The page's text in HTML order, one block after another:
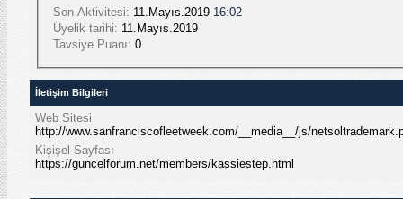
Son Aktivitesi: 11.Mayıs.2019 16:02
Üyelik tarihi: 11.Mayıs.2019
Tavsiye Puanı: 0
İletişim Bilgileri
Web Sitesi
http://www.sanfranciscofleetweek.com/__media__/js/
Kişişel Sayfası
https://guncelforum.net/members/kassiestep.html